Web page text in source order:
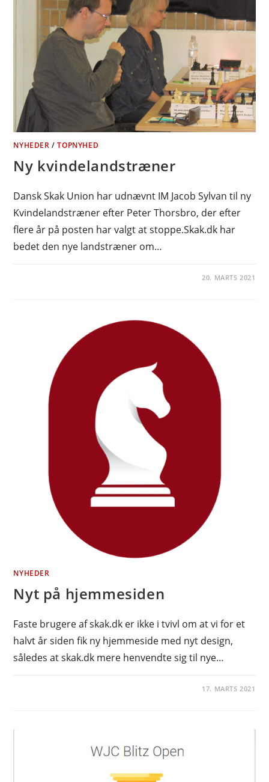
NYHEDER /TOPNYHED
Ny kvindelandstræner
Dansk Skak Union har udnævnt IM Jacob Sylvan til ny
Kvindelandstræner efter Peter Thorsbro, der efter
flere år på posten har valgt at stoppe.Skak.dk har
bedet den nye landstræner om…
20. MARTS 2021
NYHEDER
Nyt på hjemmesiden
Faste brugere af skak.dk er ikke i tvivl om at vi for et
halvt år siden fik ny hjemmeside med nyt design,
således at skak.dk mere henvendte sig til nye…
17. MARTS 2021